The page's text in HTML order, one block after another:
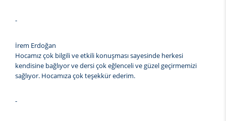
-
İrem Erdoğan
Hocamız çok bilgili ve etkili konuşması sayesinde herkesi
kendisine bağlıyor ve dersi çok eğlenceli ve güzel geçirmemizi
sağlıyor. Hocamıza çok teşekkür ederim.
-